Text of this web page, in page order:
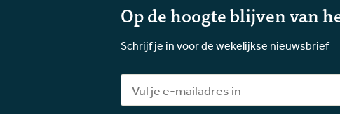
Op de hoogte blijven van
Schrijf je in voor de wekelijkse nieuwsbrief